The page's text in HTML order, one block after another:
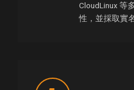
CloudLinux 等
性，並採取實